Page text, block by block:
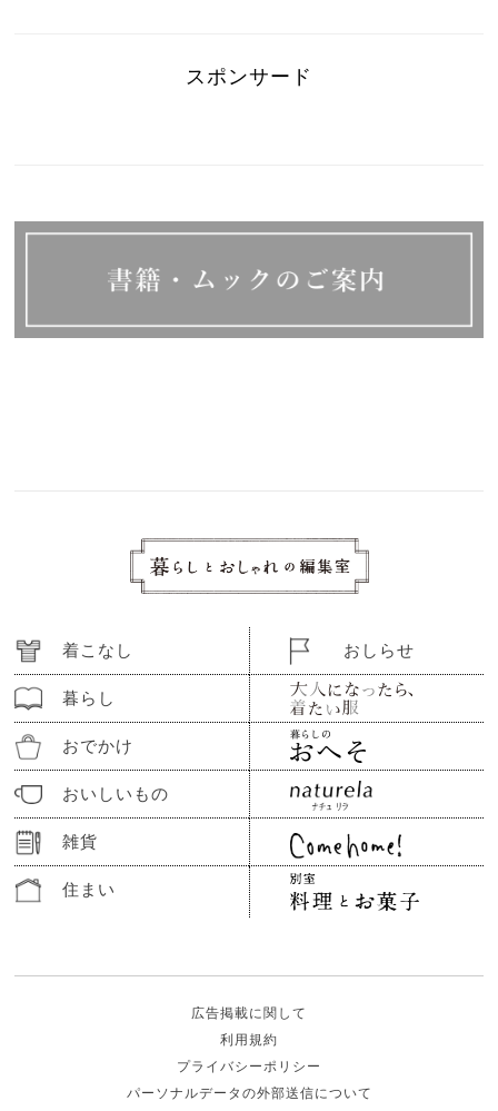
スポンサード
着こなし
暮らし
おでかけ
おいしいもの
雑貨
住まい
おしらせ
広告掲載に関して
利用規約
プライバシーポリシー
パーソナルデータの外部送信について